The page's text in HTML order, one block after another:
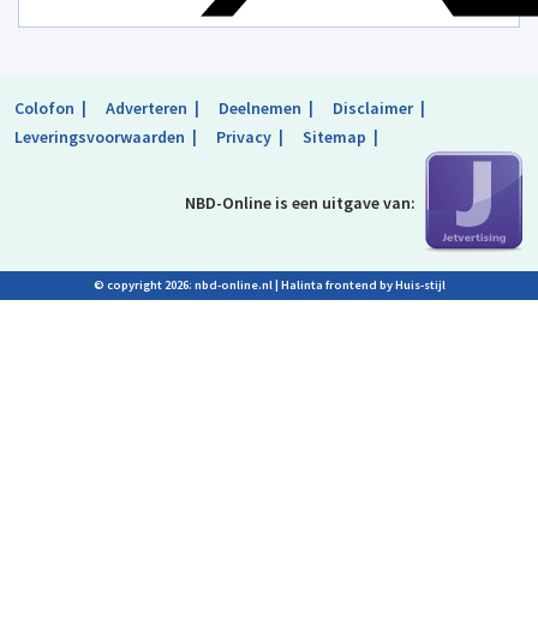
Colofon Adverteren Deelnemen
Disclaimer
Leveringsvoorwaarden
Privacy Sitemap
NBD-Online is een uitgave van:
© copyright 2026: nbd-online.nl | Halinta frontend by Huis-stijl